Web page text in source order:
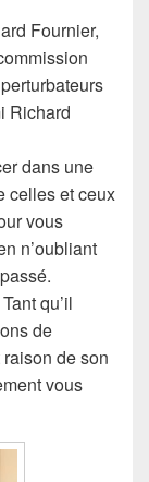
Fournier,
Richard
dans une
celles et ceux
vous
n’oubliant
qu’il
de
de son
vous